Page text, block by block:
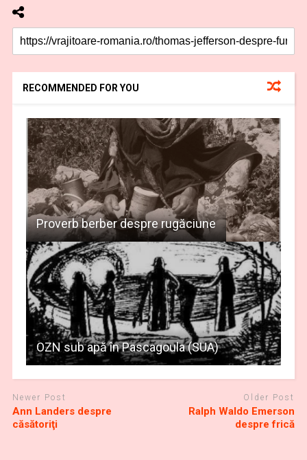
RECOMMENDED FOR YOU
Proverb berber despre rugăciune
OZN sub apă în Pascagoula (SUA)
Newer Post
Ann Landers despre
căsătoriţi
Older Post
Ralph Waldo Emerson
despre frică